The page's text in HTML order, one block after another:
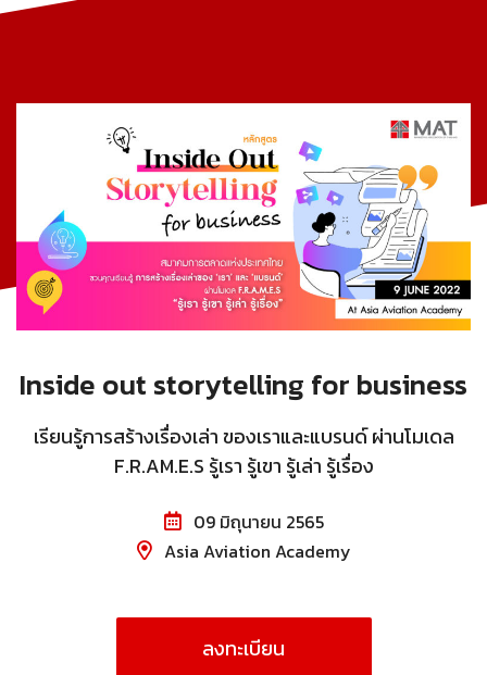
Inside out storytelling for business
เรียนรู้การสร้างเรื่องเล่า ของเราและแบรนด์ ผ่านโมเดล
F.R.AM.E.S รู้เรา รู้เขา รู้เล่า รู้เรื่อง
09 มิถุนายน 2565
Asia Aviation Academy
ลงทะเบียน